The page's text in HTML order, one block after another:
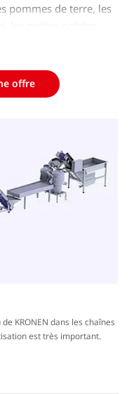
pommes de terre, les
raves sont
en douceur.
retirés et les produits
sont remplies via
et
La commande
eau s'effectue via un
éplucheuses de
la chaîne de
offre
KRONEN dans les chaînes
est très important.